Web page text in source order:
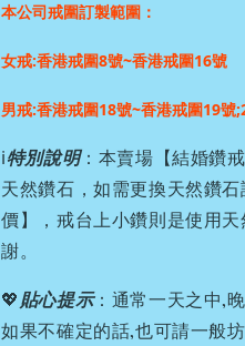
本公司戒圍訂製範圍：
女戒:香港戒圍8號~香港戒圍16號
男戒:香港戒圍18號~香港戒圍19號;
ℹ️特別說明：本賣場【結婚鑽
天然鑽石，如需更換天然鑽
價】，戒台上小鑽則是使用
謝。
💖貼心提示：通常一天之中,
如果不確定的話,也可請一般